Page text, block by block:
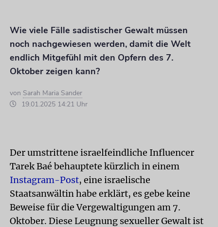
Wie viele Fälle sadistischer Gewalt müssen
noch nachgewiesen werden, damit die Welt
endlich Mitgefühl mit den Opfern des 7.
Oktober zeigen kann?
von Sarah Maria Sander
19.01.2025 14:21 Uhr
Der umstrittene israelfeindliche Influencer
Tarek Baé behauptete kürzlich in einem
Instagram-Post, eine israelische
Staatsanwältin habe erklärt, es gebe keine
Beweise für die Vergewaltigungen am 7.
Oktober. Diese Leugnung sexueller Gewalt ist